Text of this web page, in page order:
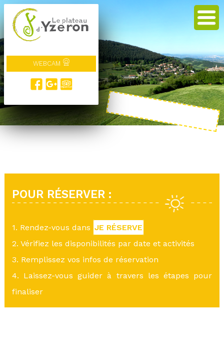
WEBCAM
POUR RÉSERVER :
1. Rendez-vous dans JE RÉSERVE
2. Vérifiez les disponibilités par date et activités
3. Remplissez vos infos de réservation
4. Laissez-vous guider à travers les étapes pour
finaliser